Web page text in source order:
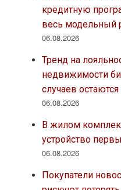
кредитную
весь модельный
06.08.2026
Тренд на
недвижимости
случаев
06.08.2026
В жилом
устройство
06.08.2026
Покупатели